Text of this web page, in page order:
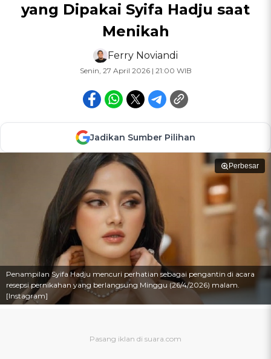
yang Dipakai Syifa Hadju saat
Menikah
Ferry Noviandi
Senin, 27 April 2026 | 21:00 WIB
Jadikan Sumber Pilihan
Perbesar
Penampilan Syifa Hadju mencuri perhatian sebagai pengantin di acara
resepsi pernikahan yang berlangsung Minggu (26/4/2026) malam.
[Instagram]